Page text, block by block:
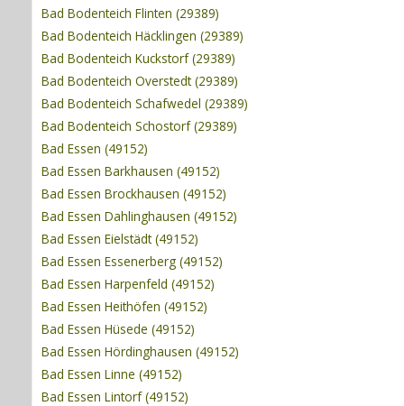
Bad Bodenteich Flinten (29389)
Bad Bodenteich Häcklingen (29389)
Bad Bodenteich Kuckstorf (29389)
Bad Bodenteich Overstedt (29389)
Bad Bodenteich Schafwedel (29389)
Bad Bodenteich Schostorf (29389)
Bad Essen (49152)
Bad Essen Barkhausen (49152)
Bad Essen Brockhausen (49152)
Bad Essen Dahlinghausen (49152)
Bad Essen Eielstädt (49152)
Bad Essen Essenerberg (49152)
Bad Essen Harpenfeld (49152)
Bad Essen Heithöfen (49152)
Bad Essen Hüsede (49152)
Bad Essen Hördinghausen (49152)
Bad Essen Linne (49152)
Bad Essen Lintorf (49152)